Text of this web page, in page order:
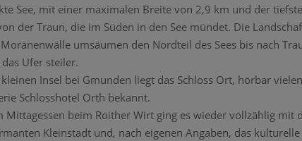
See, mit einer maximalen Breite von 2,9 km und der
der Traun, die im Süden in den See mündet. Die
umsäumen den Nordteil des Sees bis nach
das Ufer steiler.
Insel bei Gmunden liegt das Schloss Ort, hörbar
Schlosshotel Orth bekannt.
Mittagessen beim Roither Wirt ging es wieder vollzählig mit
Kleinstadt und, nach eigenen Angaben, das